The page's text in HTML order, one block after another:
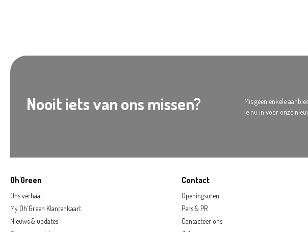
Nooit iets van ons missen?
Mis geen enkele
je nu in voor onze
Oh'Green
Ons verhaal
My Oh'Green Klantenkaart
Nieuws & updates
Contact
Openingsuren
Pers & PR
Contacteer ons